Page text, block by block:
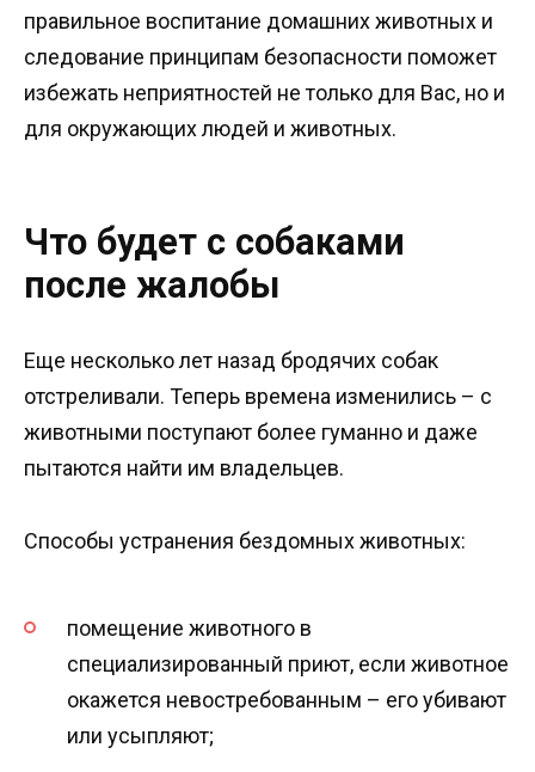
правильное воспитание домашних животных и
следование принципам безопасности поможет
избежать неприятностей не только для Вас, но и
для окружающих людей и животных.
Что будет с собаками
после жалобы
Еще несколько лет назад бродячих собак
отстреливали. Теперь времена изменились – с
животными поступают более гуманно и даже
пытаются найти им владельцев.
Способы устранения бездомных животных:
помещение животного в
специализированный приют, если животное
окажется невостребованным – его убивают
или усыпляют;